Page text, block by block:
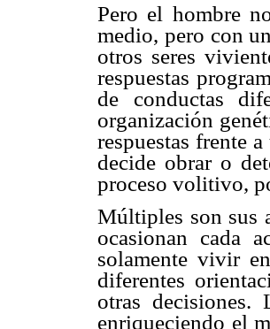
Pero el hombre
medio, pero con
otros seres
respuestas
de conductas
organización
respuestas frente
decide obrar o
proceso volitivo,
Múltiples son sus
ocasionan cada
solamente vivir
diferentes
otras decisiones.
enriqueciendo el